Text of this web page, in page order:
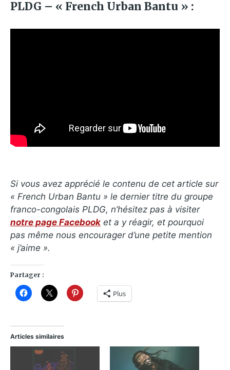
PLDG – « French Urban Bantu » :
Si vous avez apprécié le contenu de cet article sur
« French Urban Bantu » le dernier titre du groupe
franco-congolais PLDG, n’hésitez pas à visiter
notre page Facebook et a y réagir, et pourquoi
pas même nous encourager d’une petite mention
« j’aime ».
Partager :
Plus
Articles similaires